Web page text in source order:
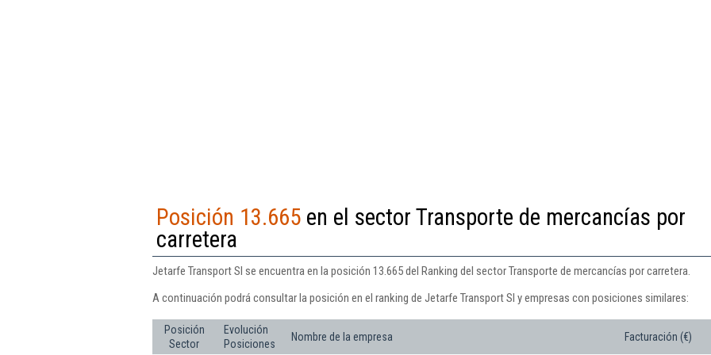
Posición 13.665 en el sector Transporte de mercancías por
carretera
Jetarfe Transport Sl se encuentra en la posición 13.665 del Ranking del sector Transporte de mercancías por carretera.
A continuación podrá consultar la posición en el ranking de Jetarfe Transport Sl y empresas con posiciones similares:
Posición
Sector
Evolución
Posiciones
Nombre de la empresa Facturación (€)